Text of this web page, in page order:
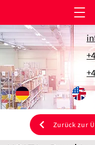
Zurück zur